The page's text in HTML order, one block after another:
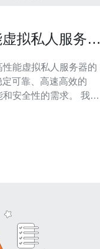
拟私人服务器
能虚拟私人服务器的
可靠、高速高效的
全性的需求。 我们
存储和强大的处理